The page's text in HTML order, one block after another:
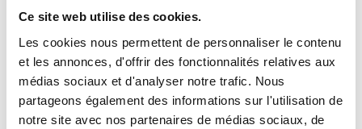
Ce site web utilise des cookies.
Les cookies nous permettent de personnaliser le contenu
et les annonces, d'offrir des fonctionnalités relatives aux
médias sociaux et d'analyser notre trafic. Nous
partageons également des informations sur l'utilisation de
notre site avec nos partenaires de médias sociaux, de
Gleditsia triacanthos ‘Skyline’ | Févier
d'Amérique 'Skyline'